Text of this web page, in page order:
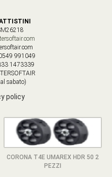
991049
1473339
sabato)
policy
CORONA T4E UMAREX HDR 50 2
PEZZI